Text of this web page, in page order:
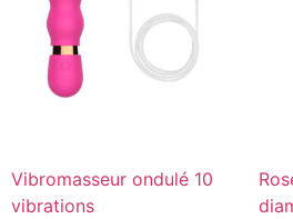
Vibromasseur ondulé 10
vibrations